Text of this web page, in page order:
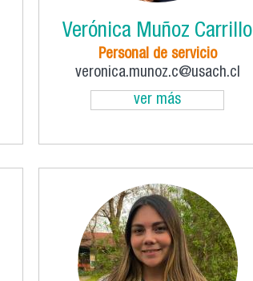
Verónica Muñoz Carrillo
Personal de servicio
veronica.munoz.c@usach.cl
ver más